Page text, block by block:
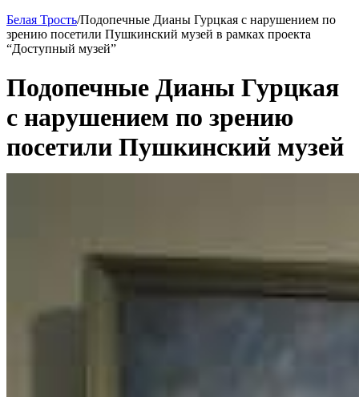
Белая Трость/Подопечные Дианы Гурцкая с нарушением по
зрению посетили Пушкинский музей в рамках проекта
“Доступный музей”
Подопечные Дианы Гурцкая
с нарушением по зрению
посетили Пушкинский музей
в рамках проекта